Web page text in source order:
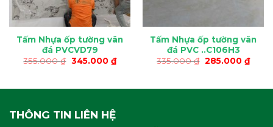
Tấm Nhựa ốp tường vân
đá PVCVD79
355.000₫ Giá
345.000 ₫Giá
hiện
345.000 ₫.
Tấm Nhựa ốp tường vân
đá PVC ..C106H3
335.000₫ Giá
285.000 ₫Giá
hiện
₫.
THÔNG TIN LIÊN HỆ